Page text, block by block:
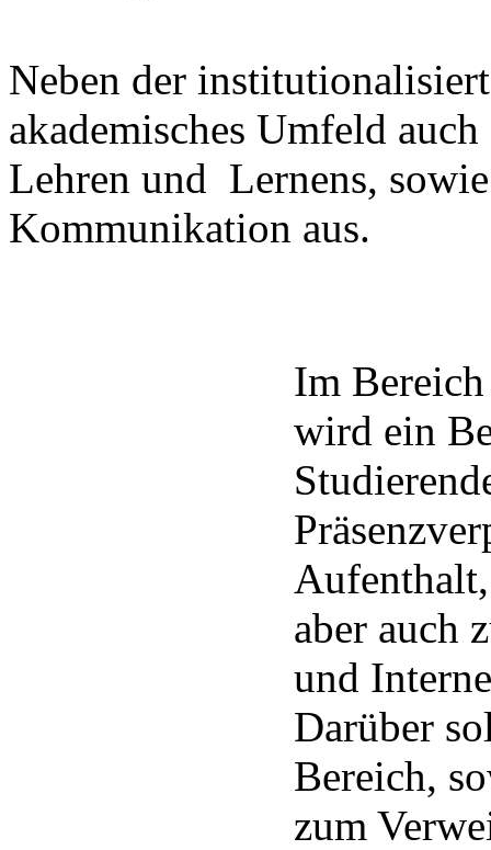
Neben der
akademisches Umfeld
Lehren und Lernens,
Kommunikation aus.
Im Bereich
wird ein
aber auch
und
Darüber
Bereich,
zum